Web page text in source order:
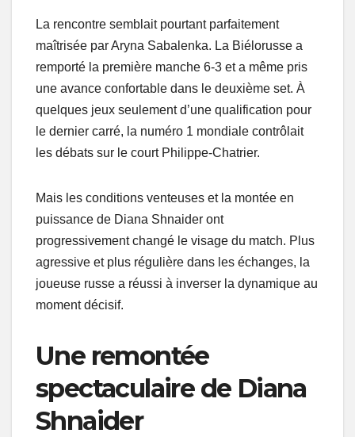
La rencontre semblait pourtant parfaitement
maîtrisée par Aryna Sabalenka. La Biélorusse a
remporté la première manche 6-3 et a même pris
une avance confortable dans le deuxième set. À
quelques jeux seulement d’une qualification pour
le dernier carré, la numéro 1 mondiale contrôlait
les débats sur le court Philippe-Chatrier.
Mais les conditions venteuses et la montée en
puissance de Diana Shnaider ont
progressivement changé le visage du match. Plus
agressive et plus régulière dans les échanges, la
joueuse russe a réussi à inverser la dynamique au
moment décisif.
Une remontée
spectaculaire de Diana
Shnaider